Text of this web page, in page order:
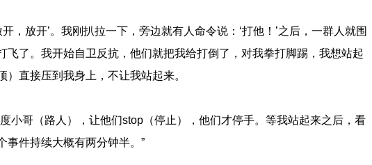
，放开’。我刚扒拉一下，旁边就有人命令说：‘打他！’之后，一群人就围
飞了。我开始自卫反抗，他们就把我给打倒了，对我拳打脚踢，我想站起
直接压到我身上，不让我站起来。
小哥（路人），让他们stop（停止），他们才停手。等我站起来之后，看
事件持续大概有两分钟半。”